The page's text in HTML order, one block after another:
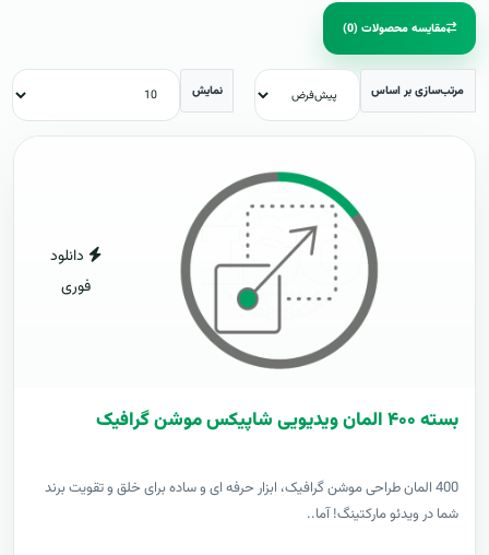
مقایسه محصولات (0)
مرتب‌سازی بر اساس نمایش
دانلود
فوری
بسته ۴۰۰ المان ویدیویی شاپیکس موشن گرافیک
400 المان طراحی موشن گرافیک، ابزار حرفه ای و ساده برای خلق و تقویت برند
شما در ویدئو مارکتینگ! آما..